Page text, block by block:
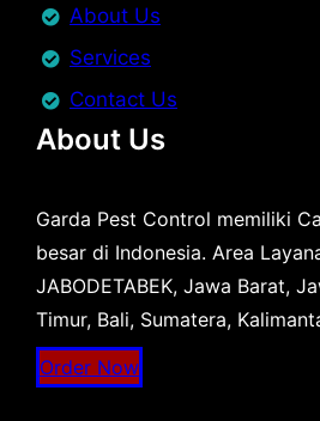
About Us
Services
Contact Us
About Us
Garda Pest Control memiliki
besar di Indonesia. Area
JABODETABEK, Jawa Barat,
Timur, Bali, Sumatera,
Order Now